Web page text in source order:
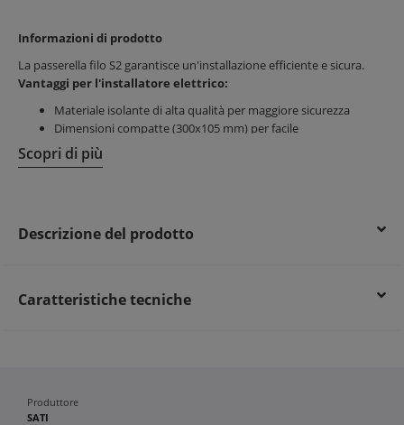
Informazioni di prodotto
La passerella filo S2 garantisce un'installazione efficiente e sicura.
Vantaggi per l'installatore elettrico:
Materiale isolante di alta qualità per maggiore sicurezza
Dimensioni compatte (300x105 mm) per facile
posizionamento anche in spazi ristretti
Installazione rapida e ordinata per risparmio di tempo
Maggiore affidabilità e sicurezza dell’impianto elettrico
Scopri di più
Descrizione del prodotto
Caratteristiche tecniche
Produttore
SATI